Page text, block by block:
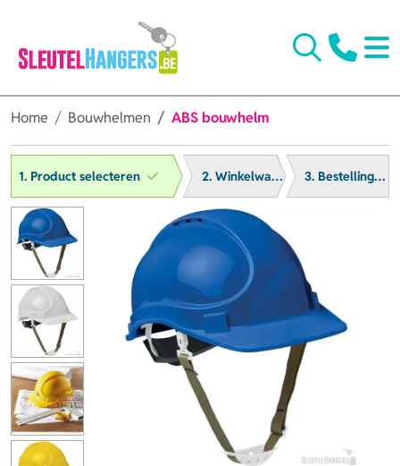
Home Bouwhelmen ABS bouwhelm
1. Product selecteren 2. Winkelwagen 3. Bestelling afronden